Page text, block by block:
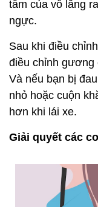
tâm của vô lăng
ngực.
Sau khi điều
điều chỉnh gương
Và nếu bạn bị
nhỏ hoặc cuộn
hơn khi lái xe.
Giải quyết các